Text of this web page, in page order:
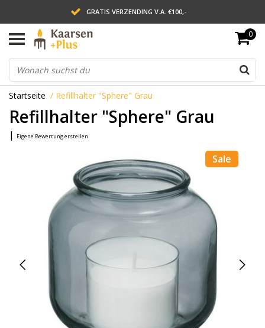
GRATIS VERZENDING V.A. €100,-
LEVERING BINNEN 2 WERKDAGEN
ACHTERAF BETALEN VIA AFTERPAY
0
Startseite / Refillhalter "Sphere" Grau
Refillhalter "Sphere" Grau
| Eigene Bewertung erstellen
Sale